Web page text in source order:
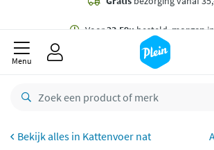
besteld,
retourneren
CO2 neutraal
Menu
Kattenvoer nat